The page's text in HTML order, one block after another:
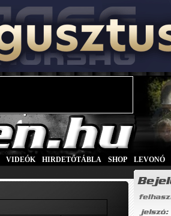
VIDEÓK HIRDETŐTÁBLA SHOP LEVONÓ